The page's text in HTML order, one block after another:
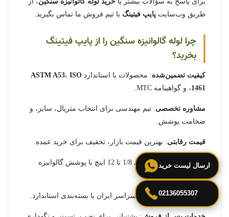
طریق وب‌سایت پایپ فیتینگ با تیم فروش ما تماس بگیرید.
چرا لوله گالوانیزه سنگین را از پایپ فیتینگ
بخرید؟
کیفیت تضمین‌شده: محصولات با استاندارد ASTM A53، ISO
1461، و گواهینامه MTC.
مشاوره تخصصی: تیم مهندسی برای انتخاب متریال، سایز، و
ضخامت پوشش.
قیمت رقابتی: بهترین قیمت بازار، تخفیف برای خرید عمده.
موجودی کامل
: سایزهای 1/8 تا 12 اینچ با پوشش گالوانیزه
ارسال سریع: تحویل به سراسر ایران با بسته‌بندی استاندارد.
ارسال لیست خرید
02136055307